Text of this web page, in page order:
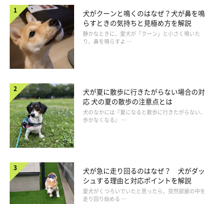
犬がクーンと鳴くのはなぜ？犬が鼻を鳴
らすときの気持ちと見極め方を解説
静かなときに、愛犬が「クーン」と小さく鳴いた
り、鼻を鳴らすよ …
犬が夏に散歩に行きたがらない場合の対
応 犬の夏の散歩の注意点とは
犬のなかには『夏になると散歩に行きたがらない、
歩かなくなる』 …
犬が急に走り回るのはなぜ？ 犬がダッ
シュする理由と対応ポイントを解説
愛犬がくつろいでいたと思ったら、突然部屋の中を
走り回り始める …